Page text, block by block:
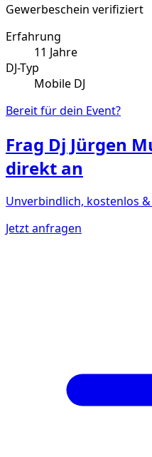
Gewerbeschein verifiziert
Erfahrung
11 Jahre
DJ-Typ
Mobile DJ
Bereit für dein Event?
Frag Dj Jürgen
direkt an
Unverbindlich, kostenlos
Jetzt anfragen